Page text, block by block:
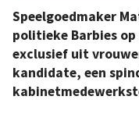
Speelgoedmaker
politieke Barbies
exclusief uit
kandidate, een